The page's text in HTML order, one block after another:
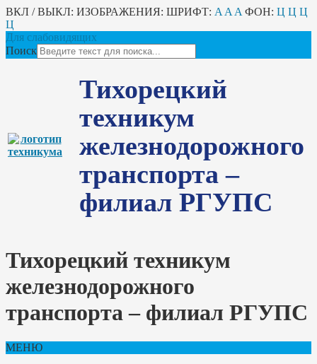
ВКЛ / ВЫКЛ: ИЗОБРАЖЕНИЯ: ШРИФТ: A A A ФОН: Ц Ц Ц
Ц
Для слабовидящих
Поиск
Тихорецкий
техникум
железнодорожного
транспорта –
филиал РГУПС
Тихорецкий техникум
железнодорожного
транспорта – филиал РГУПС
МЕНЮ